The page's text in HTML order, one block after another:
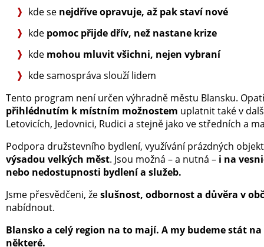
kde se nejdříve opravuje, až pak staví nové
kde pomoc přijde dřív, než nastane krize
kde mohou mluvit všichni, nejen vybraní
kde samospráva slouží lidem
Tento program není určen výhradně městu Blansku.
přihlédnutím k místním možnostem uplatnit také v
Letovicích, Jedovnici, Rudici a stejně jako ve středních a
Podpora družstevního bydlení, využívání prázdných
výsadou velkých měst. Jsou možná – a nutná – i na
nebo nedostupnosti bydlení a služeb.
Jsme přesvědčeni, žeslušnost, odbornost a důvěra v
nabídnout.
Blansko a celý region na to mají. A my budeme stát
některé.